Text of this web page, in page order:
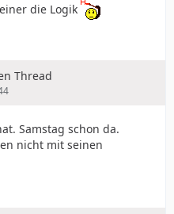
die Logik
Thread
Samstag schon da.
nicht mit seinen